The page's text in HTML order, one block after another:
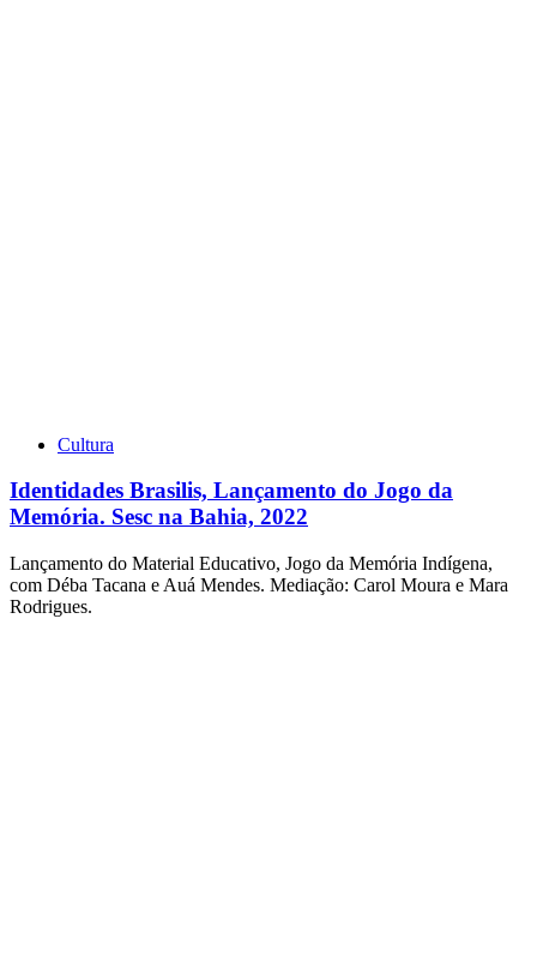
Cultura
Identidades Brasilis, Lançamento do Jogo da
Memória. Sesc na Bahia, 2022
Lançamento do Material Educativo, Jogo da Memória Indígena,
com Déba Tacana e Auá Mendes. Mediação: Carol Moura e Mara
Rodrigues.